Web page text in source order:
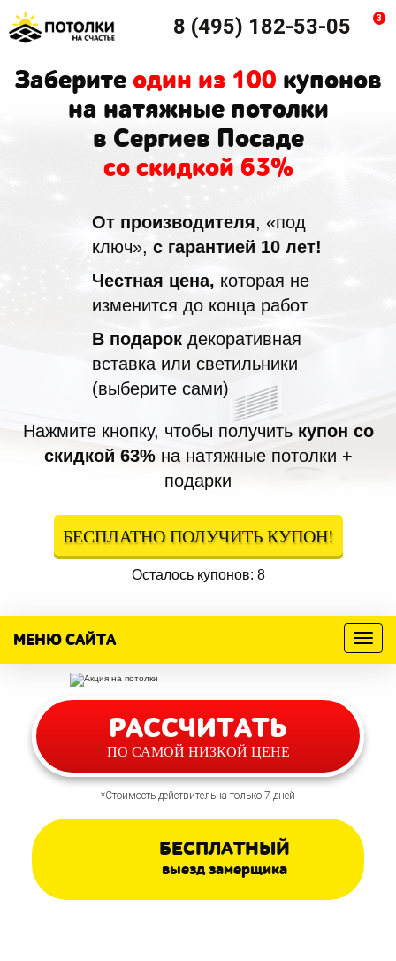
8 (495) 182-53-05 3
Заберитеодин из 100 купонов
на натяжные потолки
в Сергиев Посаде
со скидкой 63%
От производителя, «под
ключ», с гарантией 10 лет!
Честная цена, которая не
изменится до конца работ
В подарок декоративная
вставка или светильники
(выберите сами)
Нажмите кнопку, чтобы получить купон со
скидкой 63%на натяжные потолки +
подарки
БЕСПЛАТНО ПОЛУЧИТЬ КУПОН!
Осталось купонов: 8
Меню
МЕНЮ САЙТА
Акция!
Цены сегодня
снижены на
63%
РАССЧИТАТЬ
ПО САМОЙ НИЗКОЙ ЦЕНЕ
*Стоимость действительна только 7 дней
БЕСПЛАТНЫЙ
выезд замерщика